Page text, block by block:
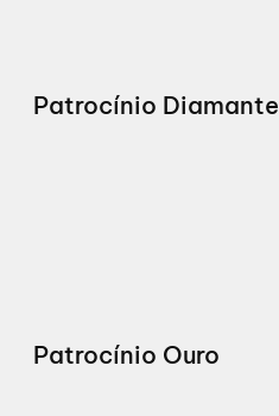
Patrocínio Diamante
Patrocínio Ouro